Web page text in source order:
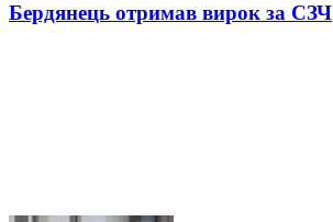
Бердянець отримав вирок за СЗЧ